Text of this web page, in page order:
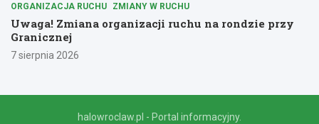
ORGANIZACJA RUCHU ZMIANY W RUCHU
Uwaga! Zmiana organizacji ruchu na rondzie przy
Granicznej
7 sierpnia 2026
halowroclaw.pl - Portal informacyjny.